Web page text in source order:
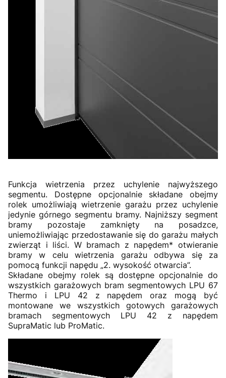
Funkcja wietrzenia przez uchylenie najwyższego
segmentu. Dostępne opcjonalnie składane obejmy
rolek umożliwiają wietrzenie garażu przez uchylenie
jedynie górnego segmentu bramy. Najniższy segment
bramy pozostaje zamknięty na posadzce,
uniemożliwiając przedostawanie się do garażu małych
zwierząt i liści. W bramach z napędem* otwieranie
bramy w celu wietrzenia garażu odbywa się za
pomocą funkcji napędu „2. wysokość otwarcia”.
Składane obejmy rolek są dostępne opcjonalnie do
wszystkich garażowych bram segmentowych LPU 67
Thermo i LPU 42 z napędem oraz mogą być
montowane we wszystkich gotowych garażowych
bramach segmentowych LPU 42 z napędem
SupraMatic lub ProMatic.